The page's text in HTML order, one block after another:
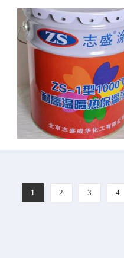
1 2 3 4